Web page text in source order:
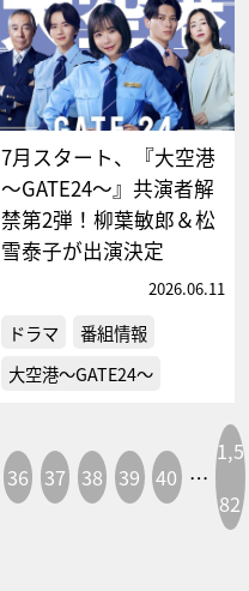
7月スタート、『大空港
～GATE24～』共演者解
禁第2弾！柳葉敏郎＆松
雪泰子が出演決定
2026.06.11
ドラマ
番組情報
大空港～GATE24～
36 37 38 39 40 …
1,5
82